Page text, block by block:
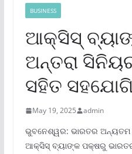
BUSINESS
ଆକ୍ସିସ୍
ଅନ୍ତରା
ସହିତ
May 19, 2025 admin
ଭୁବନେଶ୍ୱର: ଭାରତର ଅନ୍ୟତମ
ଆକ୍ସିସ୍ ବ୍ୟାଙ୍କ ପକ୍ଷରୁ